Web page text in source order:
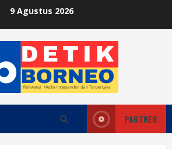
9 Agustus 2026
PARTNER